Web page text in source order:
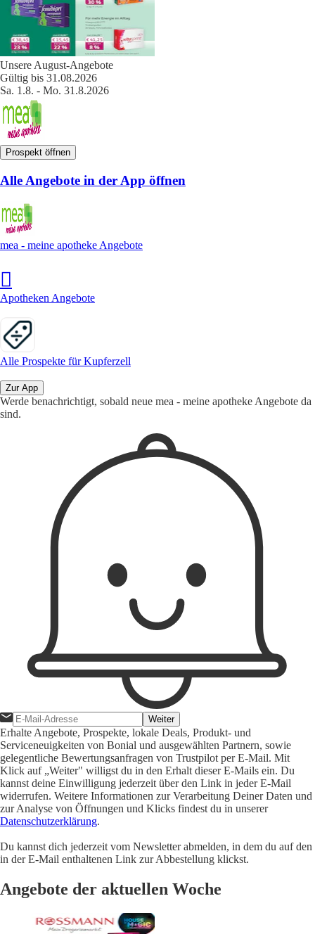
Unsere August-Angebote
Gültig bis 31.08.2026
Sa. 1.8. - Mo. 31.8.2026
Prospekt öffnen
Alle Angebote in der App öffnen
mea - meine apotheke Angebote
Apotheken Angebote
Alle Prospekte für Kupferzell
Zur App
Werde benachrichtigt, sobald neue mea - meine apotheke Angebote da
sind.
Weiter
Erhalte Angebote, Prospekte, lokale Deals, Produkt- und
Serviceneuigkeiten von Bonial und ausgewählten Partnern, sowie
gelegentliche Bewertungsanfragen von Trustpilot per E-Mail. Mit
Klick auf „Weiter" willigst du in den Erhalt dieser E-Mails ein. Du
kannst deine Einwilligung jederzeit über den Link in jeder E-Mail
widerrufen. Weitere Informationen zur Verarbeitung Deiner Daten und
zur Analyse von Öffnungen und Klicks findest du in unserer
Datenschutzerklärung.
Du kannst dich jederzeit vom Newsletter abmelden, in dem du auf den
in der E-Mail enthaltenen Link zur Abbestellung klickst.
Angebote der aktuellen Woche